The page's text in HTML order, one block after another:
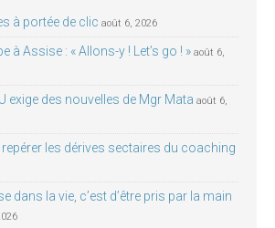
à portée de clic août 6, 2026
à Assise : « Allons-y ! Let’s go ! » août 6,
exige des nouvelles de Mgr Mata août 6,
les dérives sectaires du coaching
dans la vie, c’est d’être pris par la main